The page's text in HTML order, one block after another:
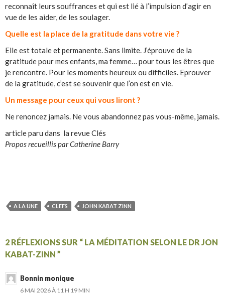
reconnaît leurs souffrances et qui est lié à l’impulsion d’agir en
vue de les aider, de les soulager.
Quelle est la place de la gratitude dans votre vie ?
Elle est totale et permanente. Sans limite. J’éprouve de la
gratitude pour mes enfants, ma femme… pour tous les êtres que
je rencontre. Pour les moments heureux ou difficiles. Eprouver
de la gratitude, c’est se souvenir que l’on est en vie.
Un message pour ceux qui vous liront ?
Ne renoncez jamais. Ne vous abandonnez pas vous-même, jamais.
article paru dans la revue Clés
Propos recueillis par Catherine Barry
A LA UNE CLEFS JOHN KABAT ZINN
2 RÉFLEXIONS SUR “ LA MÉDITATION SELON LE DR JON
KABAT-ZINN ”
Bonnin monique
6 MAI 2026 À 11 H 19 MIN